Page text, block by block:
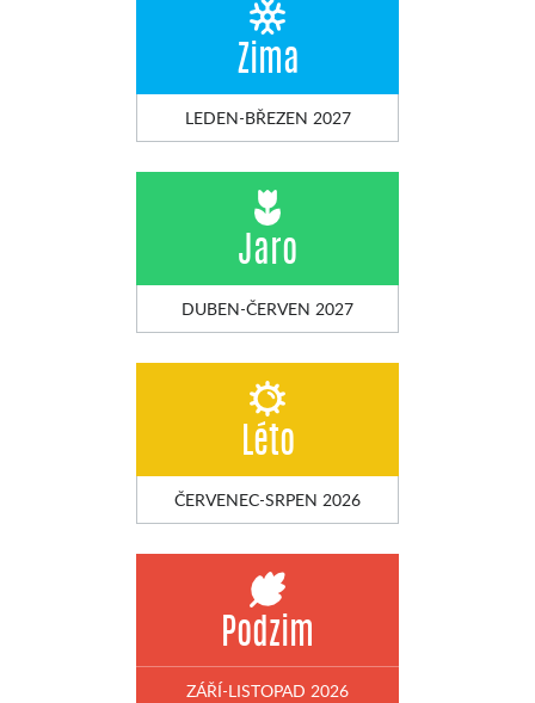
Zima
LEDEN-BŘEZEN 2027
Jaro
DUBEN-ČERVEN 2027
Léto
ČERVENEC-SRPEN 2026
Podzim
ZÁŘÍ-LISTOPAD 2026